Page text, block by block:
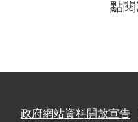
點
政府網站資料開放宣告